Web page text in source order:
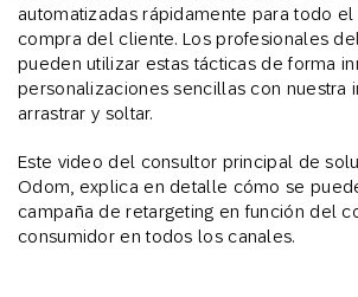
automatizadas rápidamente para todo
compra del cliente. Los profesionales
pueden utilizar estas tácticas de forma
personalizaciones sencillas con nuestra
arrastrar y soltar.
Este video del consultor principal de
Odom, explica en detalle cómo se
campaña de retargeting en función del
consumidor en todos los canales.